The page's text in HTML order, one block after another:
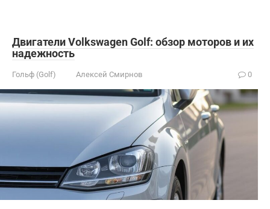
Двигатели Volkswagen Golf: обзор моторов и их
надежность
Гольф (Golf) Алексей Смирнов 0